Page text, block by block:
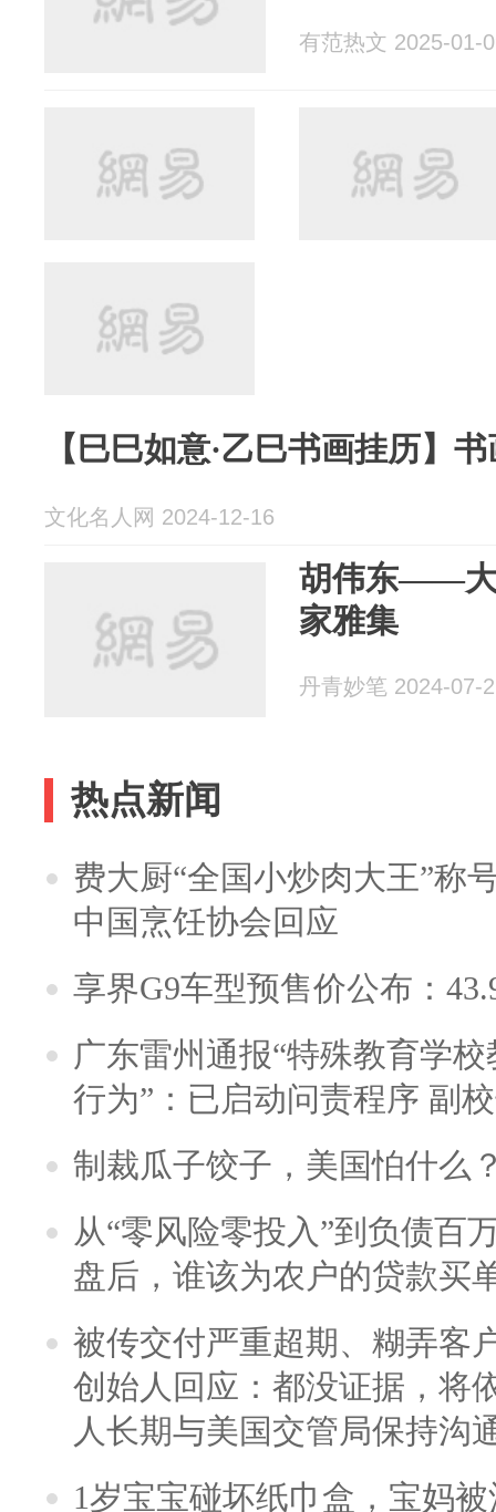
有范热文 2025-01-
【巳巳如意·乙巳书画挂历】
文化名人网 2024-12-16
胡伟东——大
家雅集
丹青妙笔 2024-07-
热点新闻
费大厨“全国小炒肉大王”称
中国烹饪协会回应
享界G9车型预售价公布：
广东雷州通报“特殊教育学
行为”：已启动问责程序 副
制裁瓜子饺子，美国怕什么
从“零风险零投入”到负债百
盘后，谁该为农户的贷款买
被传交付严重超期、糊弄客
创始人回应：都没证据，将
人长期与美国交管局保持沟
1岁宝宝碰坏纸巾盒，宝妈